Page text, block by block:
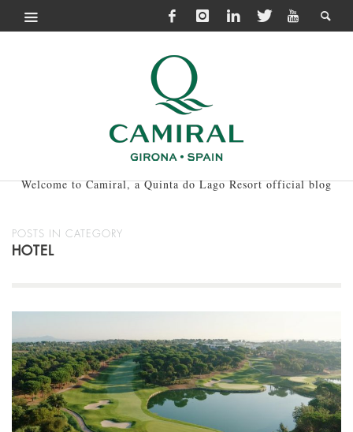
Welcome to Camiral, a Quinta do Lago Resort official blog
POSTS IN CATEGORY
HOTEL